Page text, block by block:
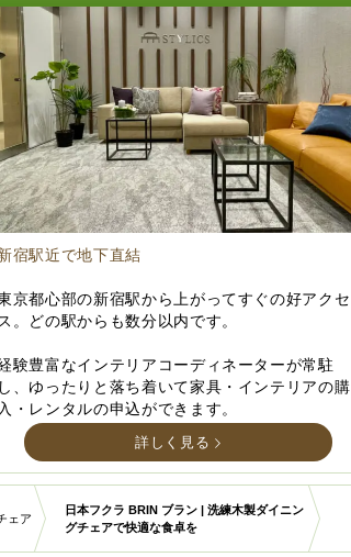
宿駅近で地下直結
京都心部の新宿駅から上がってすぐの好アクセ
。どの駅からも数分以内です。
験豊富なインテリアコーディネーターが常駐
し、ゆったりと落ち着いて家具・インテリアの購
入・レンタルの申込ができます。
詳しく見る
ェア
日本フクラ BRIN ブラン | 洗練木製ダイニン
グチェアで快適な食卓を